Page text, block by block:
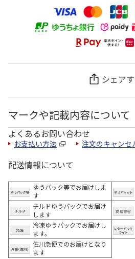
シェア
マークや記載内容について
よくあるお問い合わせ
お支払い方法 注文のキャンセ
配送情報について
ゆうパック等でお届けしま
す
チルドゆうパックでお届け
します
冷凍ゆうパックでお届けし
ます。
佐川急便でのお届けとなり
ます